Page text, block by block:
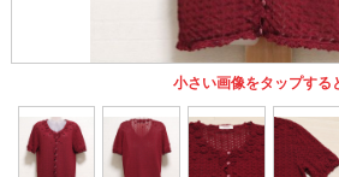
小さい画像をタップする